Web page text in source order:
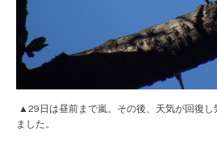
▲29日は昼前まで嵐。その後、天気が回復し
ました。